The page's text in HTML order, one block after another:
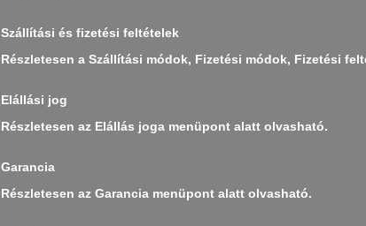
Szállítási és fizetési feltételek
Részletesen a Szállítási módok, Fizetési módok, Fizetési
Elállási jog
Részletesen az Elállás joga menüpont alatt olvasható.
Garancia
Részletesen az Garancia menüpont alatt olvasható.